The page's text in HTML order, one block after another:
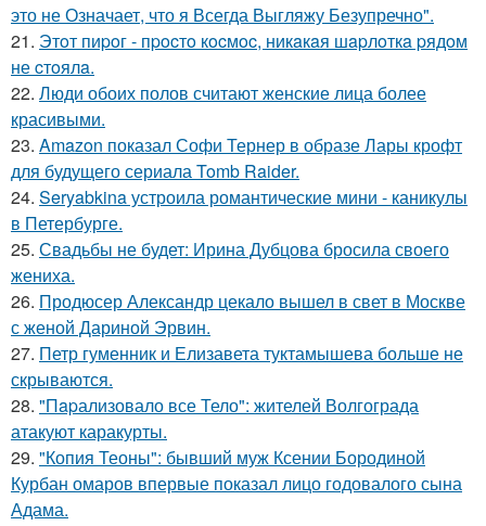
это не Означает, что я Всегда Выгляжу Безупречно".
21. Этoт пиpoг - пpocтo кocмoc, никaкaя шapлoткa pядoм
не cтoялa.
22. Люди обоих полов считают женские лица более
красивыми.
23. Amazon показал Софи Тернер в образе Лары крофт
для будущего сериала Tomb Raider.
24. Seryabkina устроила романтические мини - каникулы
в Петербурге.
25. Свадьбы не будет: Ирина Дубцова бросила своего
жениха.
26. Продюсер Александр цекало вышел в свет в Москве
с женой Дариной Эрвин.
27. Петр гуменник и Елизавета туктамышева больше не
скрываются.
28. "Пapализовало все Тело": жителей Волгограда
атакуют каракурты.
29. "Копия Теоны": бывший муж Ксении Бородиной
Курбан омаров впервые показал лицо годовалого сына
Адама.